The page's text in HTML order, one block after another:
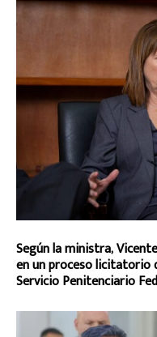
Según la ministra,
en un proceso licitatorio
Servicio Penitenciario